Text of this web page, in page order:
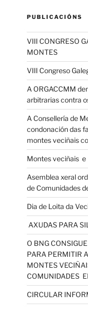
PUBLICACIÓNS
VIII CONGRESO
MONTES
VIII Congreso
A ORGACCMM
arbitrarias contra
A Consellería de
condonación das
montes veciñais
Montes veciñais
Asemblea xeral
de Comunidades
Dia de Loita da
AXUDAS PARA
O BNG
PARA PERMITIR
MONTES
COMUNIDADES
CIRCULAR